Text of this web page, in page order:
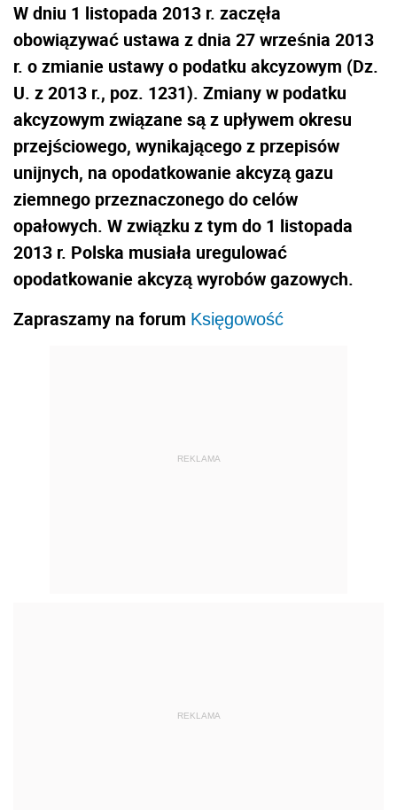
W dniu 1 listopada 2013 r. zaczęła
obowiązywać ustawa z dnia 27 września 2013
r. o zmianie ustawy o podatku akcyzowym (Dz.
U. z 2013 r., poz. 1231). Zmiany w podatku
akcyzowym związane są z upływem okresu
przejściowego, wynikającego z przepisów
unijnych, na opodatkowanie akcyzą gazu
ziemnego przeznaczonego do celów
opałowych. W związku z tym do 1 listopada
2013 r. Polska musiała uregulować
opodatkowanie akcyzą wyrobów gazowych.
Zapraszamy na forum Księgowość
REKLAMA
REKLAMA